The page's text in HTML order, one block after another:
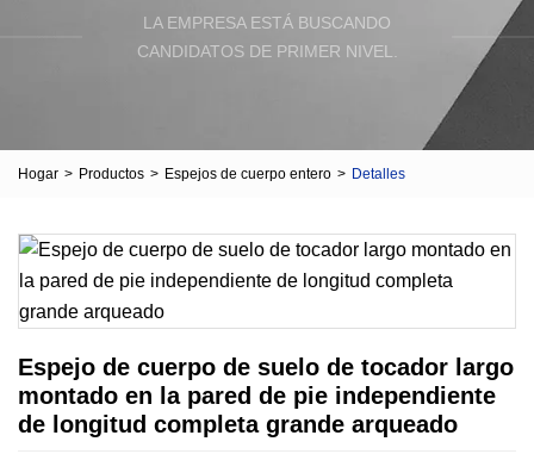
LA EMPRESA ESTÁ BUSCANDO
CANDIDATOS DE PRIMER NIVEL.
Hogar > Productos > Espejos de cuerpo entero > Detalles
Espejo de cuerpo de suelo de tocador largo
montado en la pared de pie independiente
de longitud completa grande arqueado